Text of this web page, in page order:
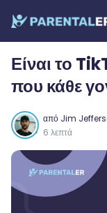
Είναι το
που κάθε
από Jim
6 λεπτά